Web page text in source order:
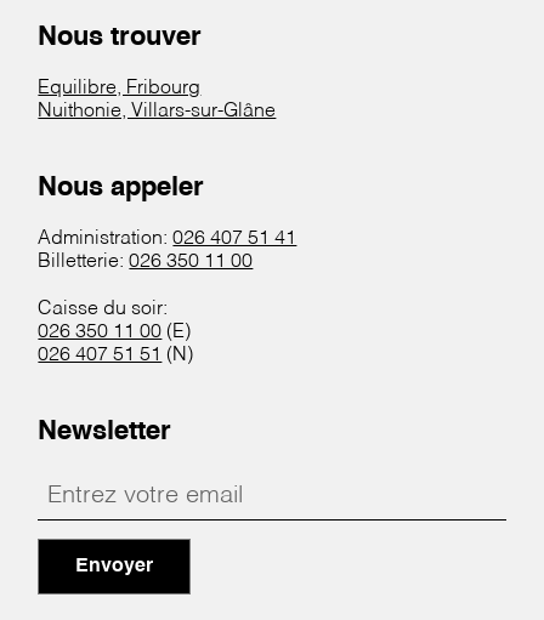
Nous trouver
Equilibre, Fribourg
Nuithonie, Villars-sur-Glâne
Nous appeler
Administration:026 407 51 41
Billetterie:026 350 11 00
Caisse du soir:
026 350 11 00 (E)
026 407 51 51 (N)
Newsletter
Envoyer